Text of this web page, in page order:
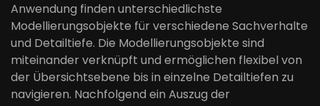
Anwendung finden unterschiedlichste
Modellierungsobjekte für verschiedene Sachverhalte
und Detailtiefe. Die Modellierungsobjekte sind
miteinander verknüpft und ermöglichen flexibel von
der Übersichtsebene bis in einzelne Detailtiefen zu
navigieren. Nachfolgend ein Auszug der